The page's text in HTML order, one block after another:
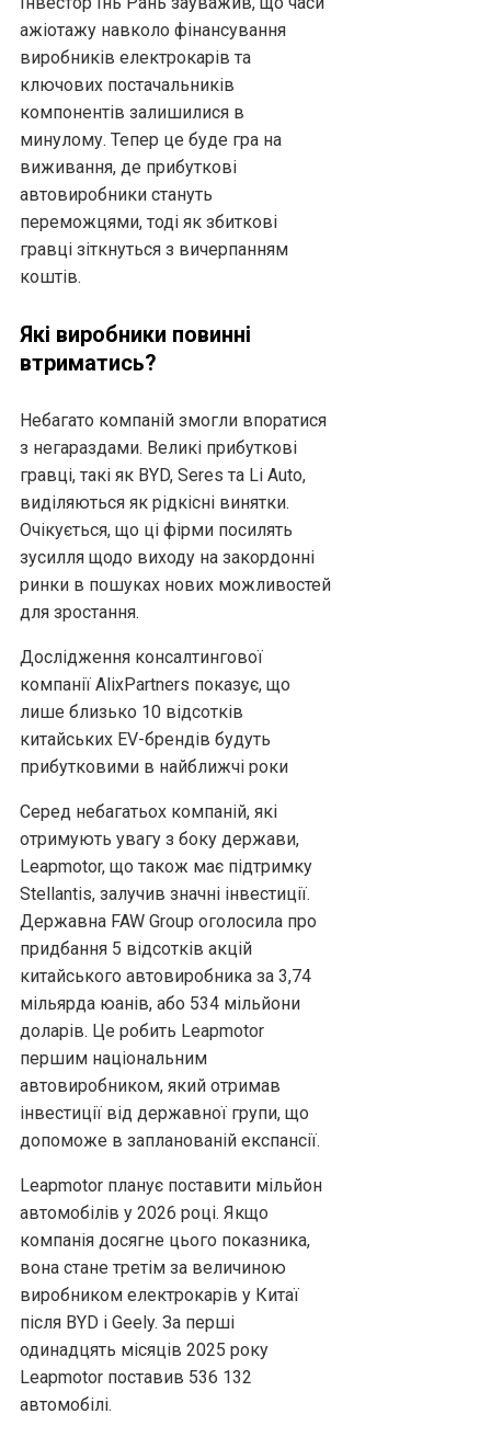
ажіотажу навколо фінансування
виробників електрокарів та
ключових постачальників
компонентів залишилися в
минулому. Тепер це буде гра на
виживання, де прибуткові
автовиробники стануть
переможцями, тоді як збиткові
гравці зіткнуться з вичерпанням
коштів.
Які виробники повинні
втриматись?
Небагато компаній змогли впоратися
з негараздами. Великі прибуткові
гравці, такі як BYD, Seres та Li Auto,
виділяються як рідкісні винятки.
Очікується, що ці фірми посилять
зусилля щодо виходу на закордонні
ринки в пошуках нових можливостей
для зростання.
Дослідження консалтингової
компанії AlixPartners показує, що
лише близько 10 відсотків
китайських EV-брендів будуть
прибутковими в найближчі роки
Серед небагатьох компаній, які
отримують увагу з боку держави,
Leapmotor, що також має підтримку
Stellantis, залучив значні інвестиції.
Державна FAW Group оголосила про
придбання 5 відсотків акцій
китайського автовиробника за 3,74
мільярда юанів, або 534 мільйони
доларів. Це робить Leapmotor
першим національним
автовиробником, який отримав
інвестиції від державної групи, що
допоможе в запланованій експансії.
Leapmotor планує поставити мільйон
автомобілів у 2026 році. Якщо
компанія досягне цього показника,
вона стане третім за величиною
виробником електрокарів у Китаї
після BYD і Geely. За перші
одинадцять місяців 2025 року
Leapmotor поставив 536 132
автомобілі.